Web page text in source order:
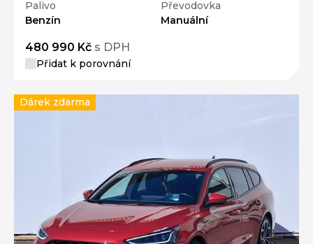
Palivo
Benzín
Převodovka
Manuální
480 990 Kč s DPH
Přidat k porovnání
Dárek zdarma